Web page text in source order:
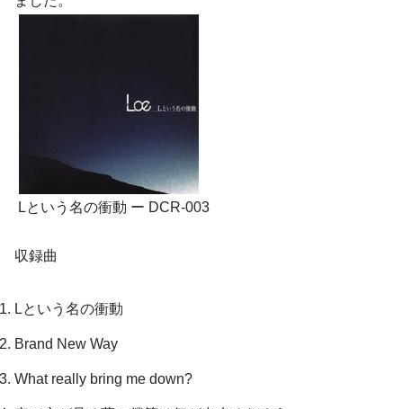
Lという名の衝動 ー DCR-003
収録曲
Lという名の衝動
Brand New Way
What really bring me down?